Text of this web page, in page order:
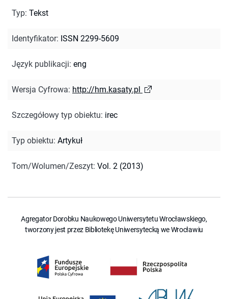
Typ: Tekst
Identyfikator: ISSN 2299-5609
Język publikacji: eng
Wersja Cyfrowa: http://hm.kasaty.pl
Szczegółowy typ obiektu: irec
Typ obiektu: Artykuł
Tom/Wolumen/Zeszyt: Vol. 2 (2013)
Agregator Dorobku Naukowego Uniwersytetu Wrocławskiego,
tworzony jest przez Bibliotekę Uniwersytecką we Wrocławiu